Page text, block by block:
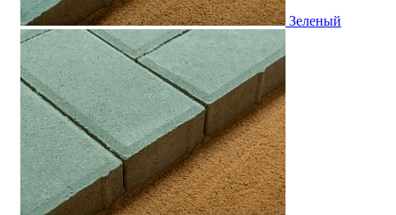
Зеленый